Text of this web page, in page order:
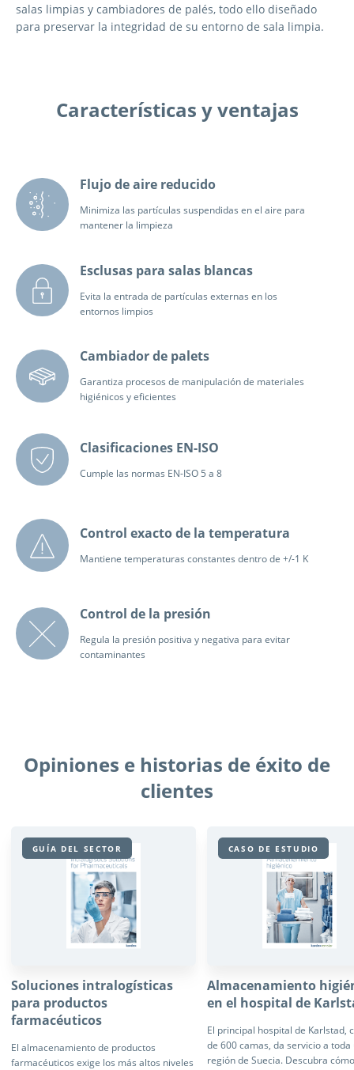
salas limpias y cambiadores de palés, todo ello diseñado
para preservar la integridad de su entorno de sala limpia.
Características y ventajas
Flujo de aire reducido
Minimiza las partículas suspendidas en el aire para
mantener la limpieza
Esclusas para salas blancas
Evita la entrada de partículas externas en los
entornos limpios
Cambiador de palets
Garantiza procesos de manipulación de materiales
higiénicos y eficientes
Clasificaciones EN-ISO
Cumple las normas EN-ISO 5 a 8
Control exacto de la temperatura
Mantiene temperaturas constantes dentro de +/-1 K
Control de la presión
Regula la presión positiva y negativa para evitar
contaminantes
Opiniones e historias de éxito de
clientes
GUÍA DEL SECTOR
Soluciones intralogísticas
para productos
farmacéuticos
El almacenamiento de productos
farmacéuticos exige los más altos niveles
CASO DE ESTUDIO
Almacenamiento
en el hospital de
El principal hospital de Karlstad,
de 600 camas, da servicio a toda
región de Suecia. Descubra